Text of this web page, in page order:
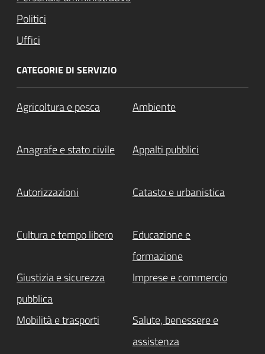
Politici
Uffici
CATEGORIE DI SERVIZIO
Agricoltura e pesca Ambiente
Anagrafe e stato civile Appalti pubblici
Autorizzazioni Catasto e urbanistica
Cultura e tempo libero
Educazione e
formazione
Giustizia e sicurezza
pubblica
Imprese e commercio
Mobilità e trasporti
Salute, benessere e
assistenza